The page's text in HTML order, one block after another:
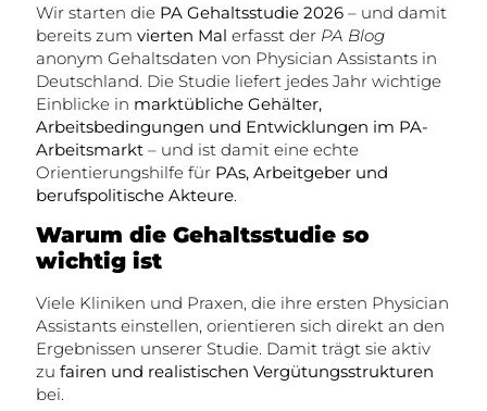
Wir starten die PA Gehaltsstudie 2026 – und damit
bereits zumvierten Mal erfasst der PA Blog
anonym Gehaltsdaten von Physician Assistants in
Deutschland. Die Studie liefert jedes Jahr wichtige
Einblicke in marktübliche Gehälter,
Arbeitsbedingungen und Entwicklungen im PA-
Arbeitsmarkt – und ist damit eine echte
Orientierungshilfe für PAs, Arbeitgeber und
berufspolitische Akteure.
Warum die Gehaltsstudie so
wichtig ist
Viele Kliniken und Praxen, die ihre ersten Physician
Assistants einstellen, orientieren sich direkt an den
Ergebnissen unserer Studie. Damit trägt sie aktiv
zufairen und realistischen Vergütungsstrukturen
bei.